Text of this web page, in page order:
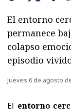
El entorno
permanece
colapso
episodio
Jueves 6 de agosto
El entorno